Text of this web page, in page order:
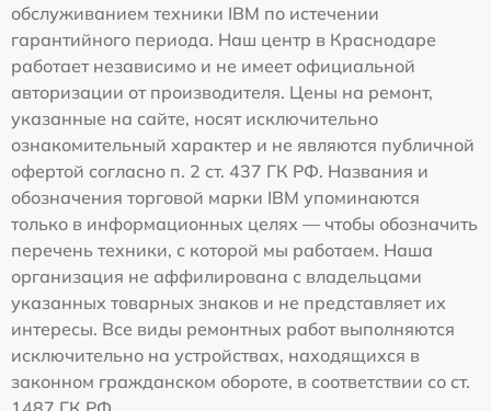
обслуживанием техники IBM по истечении
гарантийного периода. Наш центр в Краснодаре
работает независимо и не имеет официальной
авторизации от производителя. Цены на ремонт,
указанные на сайте, носят исключительно
ознакомительный характер и не являются публичной
офертой согласно п. 2 ст. 437 ГК РФ. Названия и
обозначения торговой марки IBM упоминаются
только в информационных целях — чтобы обозначить
перечень техники, с которой мы работаем. Наша
организация не аффилирована с владельцами
указанных товарных знаков и не представляет их
интересы. Все виды ремонтных работ выполняются
исключительно на устройствах, находящихся в
законном гражданском обороте, в соответствии со ст.